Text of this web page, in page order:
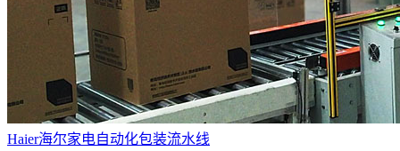
Haier海尔家电自动化包装流水线